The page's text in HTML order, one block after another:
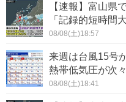
【速報】富山県
「記録的短時間
08/08(土)18:57
来週は台風15号
熱帯低気圧が次
08/08(土)18:41